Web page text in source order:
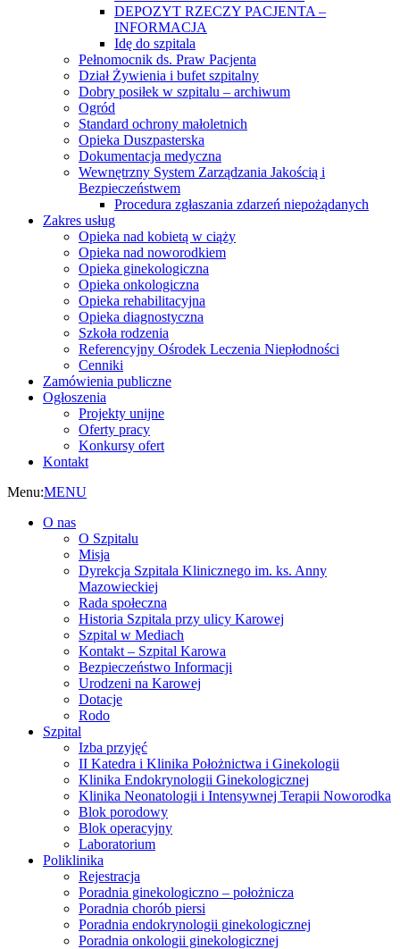
DEPOZYT RZECZY PACJENTA –
INFORMACJA
Idę do szpitala
Pełnomocnik ds. Praw Pacjenta
Dział Żywienia i bufet szpitalny
Dobry posiłek w szpitalu – archiwum
Ogród
Standard ochrony małoletnich
Opieka Duszpasterska
Dokumentacja medyczna
Wewnętrzny System Zarządzania Jakością i
Bezpieczeństwem
Procedura zgłaszania zdarzeń niepożądanych
Zakres usług
Opieka nad kobietą w ciąży
Opieka nad noworodkiem
Opieka ginekologiczna
Opieka onkologiczna
Opieka rehabilitacyjna
Opieka diagnostyczna
Szkoła rodzenia
Referencyjny Ośrodek Leczenia Niepłodności
Cenniki
Zamówienia publiczne
Ogłoszenia
Projekty unijne
Oferty pracy
Konkursy ofert
Kontakt
Menu:MENU
O nas
O Szpitalu
Misja
Dyrekcja Szpitala Klinicznego im. ks. Anny
Mazowieckiej
Rada społeczna
Historia Szpitala przy ulicy Karowej
Szpital w Mediach
Kontakt – Szpital Karowa
Bezpieczeństwo Informacji
Urodzeni na Karowej
Dotacje
Rodo
Szpital
Izba przyjęć
II Katedra i Klinika Położnictwa i Ginekologii
Klinika Endokrynologii Ginekologicznej
Klinika Neonatologii i Intensywnej Terapii Noworodka
Blok porodowy
Blok operacyjny
Laboratorium
Poliklinika
Rejestracja
Poradnia ginekologiczno – położnicza
Poradnia chorób piersi
Poradnia endokrynologii ginekologicznej
Poradnia onkologii ginekologicznej